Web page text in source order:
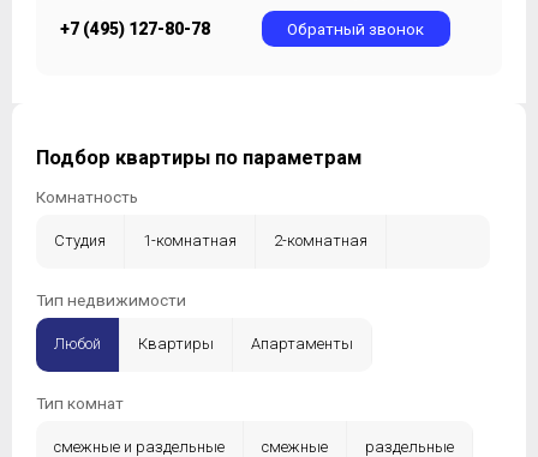
+7 (495) 127-80-78 Обратный звонок
Подбор квартиры по параметрам
Комнатность
Студия 1-комнатная 2-комнатная
3-комнатная
Тип недвижимости
Любой Квартиры Апартаменты
Тип комнат
смежные и раздельные смежные раздельные